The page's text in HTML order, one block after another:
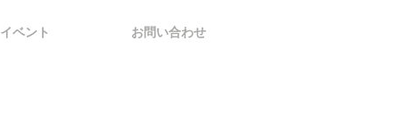
イベント お問い合わせ